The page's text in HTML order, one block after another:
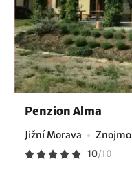
Penzion Alma
Jižní Morava Znojmo
10/10